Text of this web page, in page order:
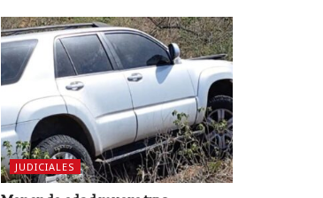
JUDICIALES